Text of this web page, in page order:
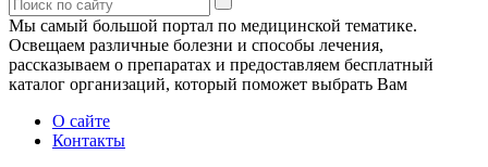
Мы самый большой портал по медицинской тематике.
Освещаем различные болезни и способы лечения,
рассказываем о препаратах и предоставляем бесплатный
каталог организаций, который поможет выбрать Вам
О сайте
Контакты